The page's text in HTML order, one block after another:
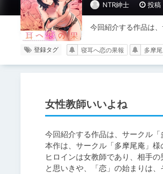
NTR紳士 投稿
今回紹介する作品は
登録タグ 寝耳へ恋の果報 多摩
女性教師いいよね
今回紹介する作品は、サークル「
本作は、サークル「多摩尾庵」様
ヒロインは女教師であり、相手
と思いきや、「恋」の始まりは